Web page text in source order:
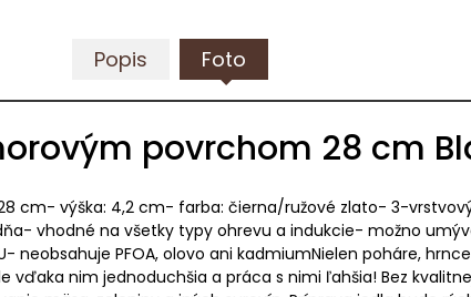
Popis Foto
povrchom 28 cm
cm- výška: 4,2 cm- farba: čierna/ružové zlato- 3-
vhodné na všetky typy ohrevu a indukcie- možno
neobsahuje PFOA, olovo ani kadmiumNielen poháre,
nim jednoduchšia a práca s nimi ľahšia! Bez